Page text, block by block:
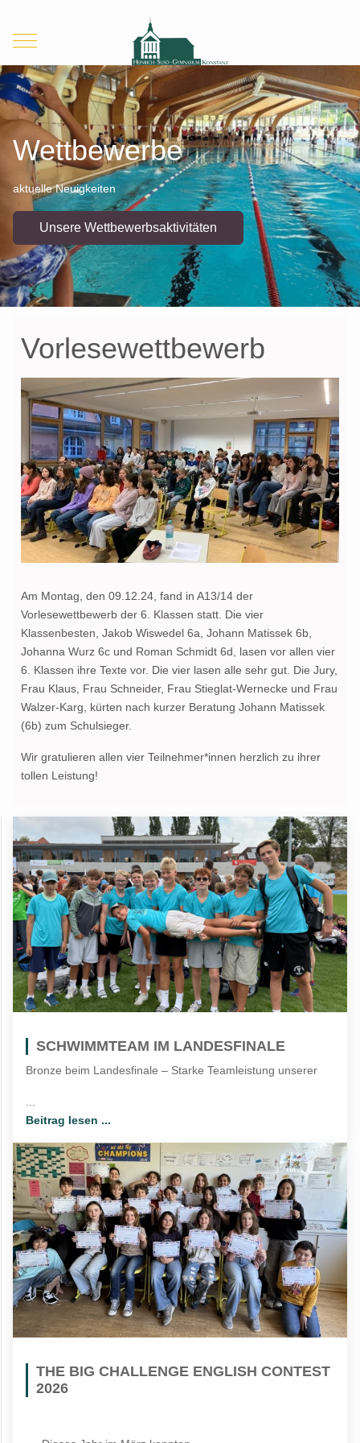
Mobile Menu Toggle
Wettbewerbe
aktuelle Neuigkeiten
Unsere Wettbewerbsaktivitäten
Vorlesewettbewerb
Am Montag, den 09.12.24, fand in A13/14 der
Vorlesewettbewerb der 6. Klassen statt. Die vier
Klassenbesten, Jakob Wiswedel 6a, Johann Matissek 6b,
Johanna Wurz 6c und Roman Schmidt 6d, lasen vor allen vier
6. Klassen ihre Texte vor. Die vier lasen alle sehr gut. Die Jury,
Frau Klaus, Frau Schneider, Frau Stieglat-Wernecke und Frau
Walzer-Karg, kürten nach kurzer Beratung Johann Matissek
(6b) zum Schulsieger.
Wir gratulieren allen vier Teilnehmer*innen herzlich zu ihrer
tollen Leistung!
SCHWIMMTEAM IM LANDESFINALE
Bronze beim Landesfinale – Starke Teamleistung unserer
Beitrag lesen ...
THE BIG CHALLENGE ENGLISH CONTEST
2026